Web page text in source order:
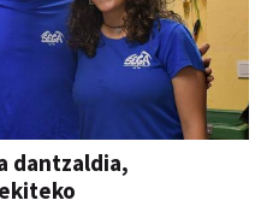
dantzaldia,